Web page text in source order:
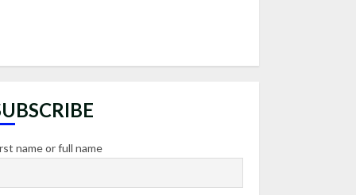
name or full name